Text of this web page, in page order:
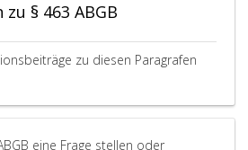
§ 463 ABGB
zu diesen Paragrafen
eine Frage stellen oder